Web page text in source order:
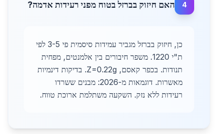
4 האם חיזוק בברזל בטוח מפני רעידות אדמה?
כן, חיזוק בברזל מגביר עמידות סיסמית פי 3-5 לפי
ת"י 1220. משפר חיבורים בין אלמנטים, מפחית
תנודות. בכפר קאסם, Z=0.22g. בדיקות דינמיות
מאשרות. דוגמאות מ-2026: מבנים ששרדו
רעידות ללא נזק. השקעה משתלמת ארוכת טווח.